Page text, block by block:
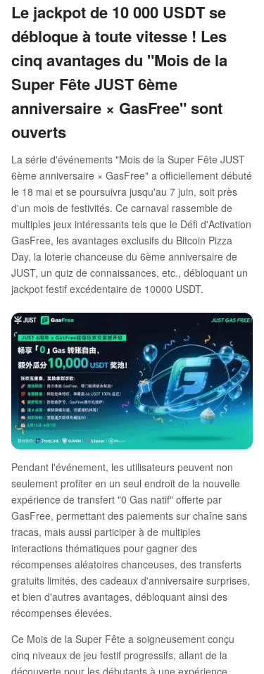
Le jackpot de 10 000 USDT se
débloque à toute vitesse ! Les
cinq avantages du "Mois de la
Super Fête JUST 6ème
anniversaire × GasFree" sont
ouverts
La série d'événements "Mois de la Super Fête JUST
6ème anniversaire × GasFree" a officiellement débuté
le 18 mai et se poursuivra jusqu'au 7 juin, soit près
d'un mois de festivités. Ce carnaval rassemble de
multiples jeux intéressants tels que le Défi d'Activation
GasFree, les avantages exclusifs du Bitcoin Pizza
Day, la loterie chanceuse du 6ème anniversaire de
JUST, un quiz de connaissances, etc., débloquant un
jackpot festif excédentaire de 10000 USDT.
Pendant l'événement, les utilisateurs peuvent non
seulement profiter en un seul endroit de la nouvelle
expérience de transfert "0 Gas natif" offerte par
GasFree, permettant des paiements sur chaîne sans
tracas, mais aussi participer à de multiples
interactions thématiques pour gagner des
récompenses aléatoires chanceuses, des transferts
gratuits limités, des cadeaux d'anniversaire surprises,
et bien d'autres avantages, débloquant ainsi des
récompenses élevées.
Ce Mois de la Super Fête a soigneusement conçu
cinq niveaux de jeu festif progressifs, allant de la
découverte pour les débutants à une expérience